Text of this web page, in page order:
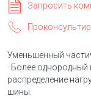
Запросить
Уменьшенный
· Более
распределение
шины.